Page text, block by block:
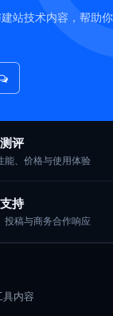
站技术内容，帮助你
评
能、价格与使用体验
持
投稿与商务合作响应
内容